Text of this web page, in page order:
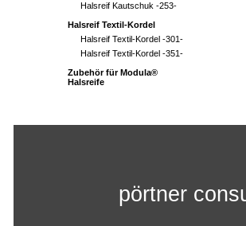
Halsreif Kautschuk -253-
Halsreif Textil-Kordel
Halsreif Textil-Kordel -301-
Halsreif Textil-Kordel -351-
Zubehör für Modula®
Halsreife
pörtner